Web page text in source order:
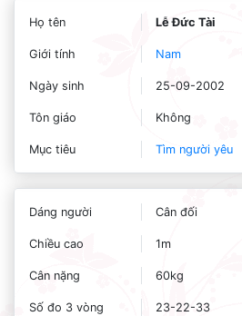
Họ tên Lễ Đức Tài
Giới tính Nam
Ngày sinh 25-09-2002
Tôn giáo Không
Mục tiêu Tìm người yêu
Dáng người Cân đối
Chiều cao 1m
Cân nặng 60kg
Số đo 3 vòng 23-22-33